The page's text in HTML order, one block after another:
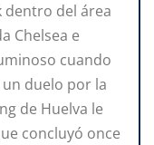
dentro del área
Chelsea e
cuando
duelo por la
de Huelva le
concluyó once